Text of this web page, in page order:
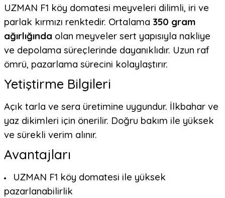
UZMAN F1 köy domatesi meyveleri dilimli, iri ve
parlak kırmızı renktedir. Ortalama 350 gram
ağırlığında olan meyveler sert yapısıyla nakliye
ve depolama süreçlerinde dayanıklıdır. Uzun raf
ömrü, pazarlama sürecini kolaylaştırır.
Yetiştirme Bilgileri
Açık tarla ve sera üretimine uygundur. İlkbahar ve
yaz dikimleri için önerilir. Doğru bakım ile yüksek
ve sürekli verim alınır.
Avantajları
UZMAN F1 köy domatesi ile yüksek
pazarlanabilirlik